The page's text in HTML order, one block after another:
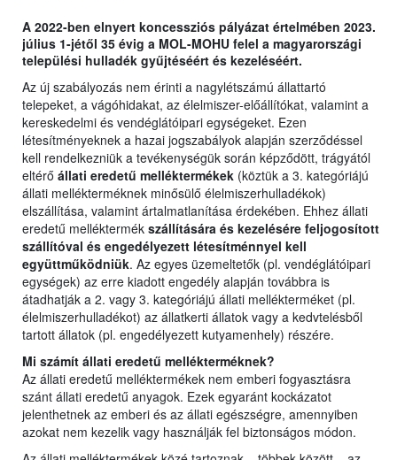
A 2022-ben elnyert koncessziós pályázat értelmében 2023.
július 1-jétől 35 évig a MOL-MOHU felel a magyarországi
települési hulladék gyűjtéséért és kezeléséért.
Az új szabályozás nem érinti a nagylétszámú állattartó
telepeket, a vágóhidakat, az élelmiszer-előállítókat, valamint a
kereskedelmi és vendéglátóipari egységeket. Ezen
létesítményeknek a hazai jogszabályok alapján szerződéssel
kell rendelkezniük a tevékenységük során képződött, trágyától
eltérő állati eredetű melléktermékek (köztük a 3. kategóriájú
állati mellékterméknek minősülő élelmiszerhulladékok)
elszállítása, valamint ártalmatlanítása érdekében. Ehhez állati
eredetű melléktermék szállítására és kezelésére feljogosított
szállítóval és engedélyezett létesítménnyel kell
együttműködniük. Az egyes üzemeltetők (pl. vendéglátóipari
egységek) az erre kiadott engedély alapján továbbra is
átadhatják a 2. vagy 3. kategóriájú állati mellékterméket (pl.
élelmiszerhulladékot) az állatkerti állatok vagy a kedvtelésből
tartott állatok (pl. engedélyezett kutyamenhely) részére.
Mi számít állati eredetű mellékterméknek?
Az állati eredetű melléktermékek nem emberi fogyasztásra
szánt állati eredetű anyagok. Ezek egyaránt kockázatot
jelenthetnek az emberi és az állati egészségre, amennyiben
azokat nem kezelik vagy használják fel biztonságos módon.